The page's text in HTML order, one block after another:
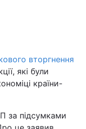
вторгнення
які були
країни-
за підсумками